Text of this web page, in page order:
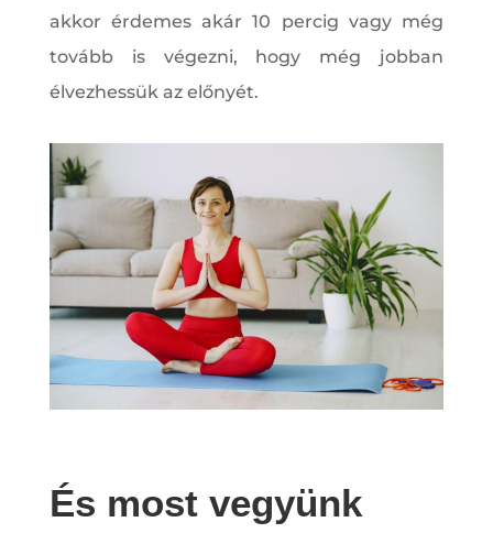
akkor érdemes akár 10 percig vagy még
tovább is végezni, hogy még jobban
élvezhessük az előnyét.
És most vegyünk